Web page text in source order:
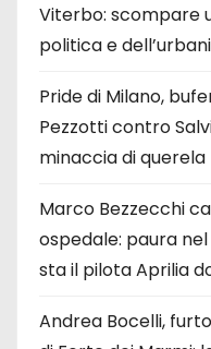
Viterbo: scompare
politica e
Pride di Milano,
Pezzotti contro
minaccia di querela
Marco Bezzecchi
ospedale: paura
sta il pilota Aprilia
Andrea Bocelli,